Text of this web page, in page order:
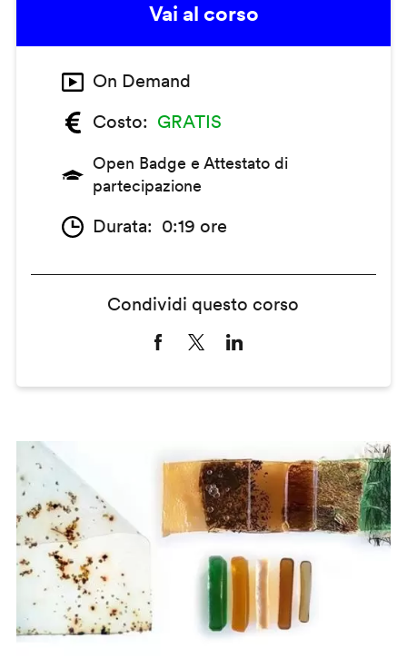
Vai al corso
On Demand
Costo
GRATIS
Open Badge e Attestato di
partecipazione
Durata 0:19 ore
Condividi questo corso